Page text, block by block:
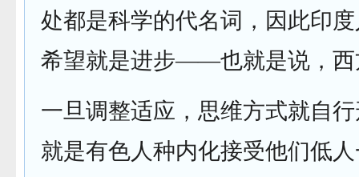
处都是科学的代名词，因此印
希望就是进步——也就是说，西
一旦调整适应，思维方式就自
就是有色人种内化接受他们低